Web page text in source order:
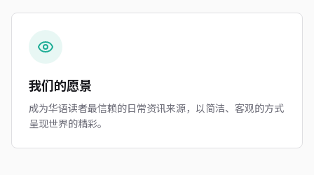
我们的愿景
成为华语读者最信赖的日常资讯来源，以简洁、客观的方式
呈现世界的精彩。